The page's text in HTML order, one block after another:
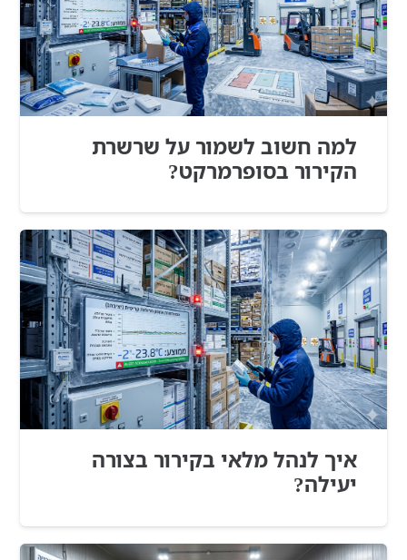
למה חשוב לשמור על שרשרת
הקירור בסופרמרקט?
איך לנהל מלאי בקירור בצורה
יעילה?